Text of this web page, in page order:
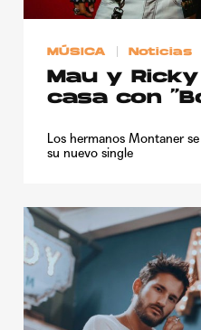
© 2015-2022 UMOMAG.
DERECHOS
MÚSICA Noticias
Mau y
casa con
Los hermanos Montaner
su nuevo single